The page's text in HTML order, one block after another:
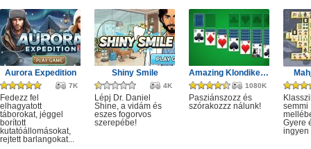
Aurora Expedition
7K
Fedezz fel
elhagyatott
táborokat, jéggel
borított
kutatóállomásokat,
rejtett barlangokat...
Shiny Smile
4K
Lépj Dr. Daniel
Shine, a vidám és
eszes fogorvos
szerepébe!
Amazing Klondike Solitaire
1080K
Pasziánszozz és
szórakozzz nálunk!
semmi
Gyere
ingyen